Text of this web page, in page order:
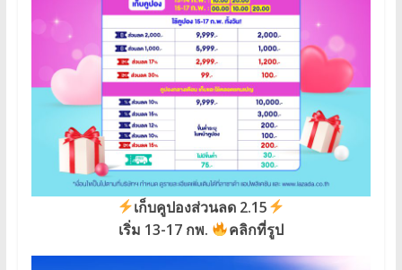
เก็บคูปองส่วนลด 2.15
เริ่ม 13-17 กพ.
คลิกที่รูป